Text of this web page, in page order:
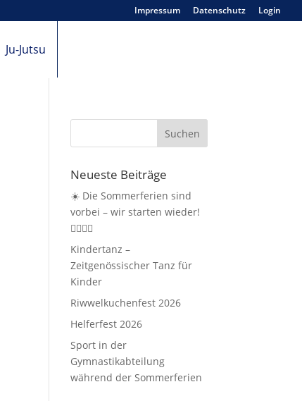
Ju-Jutsu
Impressum Datenschutz Login
Neueste Beiträge
☀️ Die Sommerferien sind
vorbei – wir starten wieder!
🤸‍♀️🏃‍♂️
Kindertanz –
Zeitgenössischer Tanz für
Kinder
Riwwelkuchenfest 2026
Helferfest 2026
Sport in der
Gymnastikabteilung
während der Sommerferien